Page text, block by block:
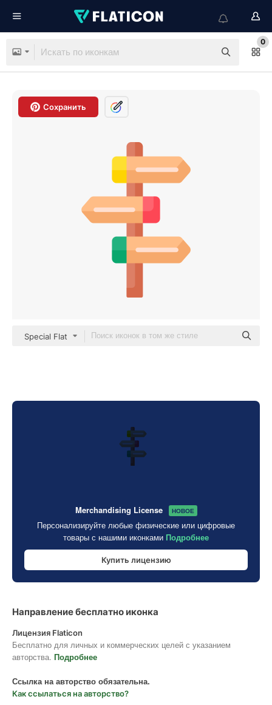
0
Сохранить
Special Flat
Merchandising License НОВОЕ
Персонализируйте любые физические или цифровые
товары с нашими иконками Подробнее
Купить лицензию
Направление бесплатно иконка
Лицензия Flaticon
Бесплатно для личных и коммерческих целей с указанием
авторства. Подробнее
Ссылка на авторство обязательна.
Как ссылаться на авторство?